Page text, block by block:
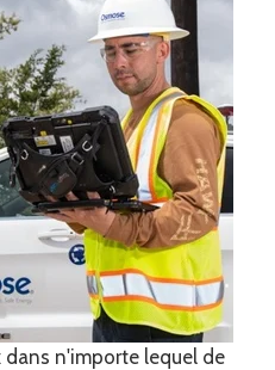
n'importe lequel de